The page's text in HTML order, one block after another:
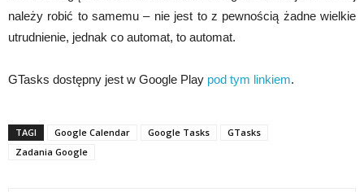
należy robić to samemu – nie jest to z pewnością żadne wielkie
utrudnienie, jednak co automat, to automat.
GTasks dostępny jest w Google Play pod tym linkiem.
TAGI Google Calendar Google Tasks
GTasks
Zadania Google